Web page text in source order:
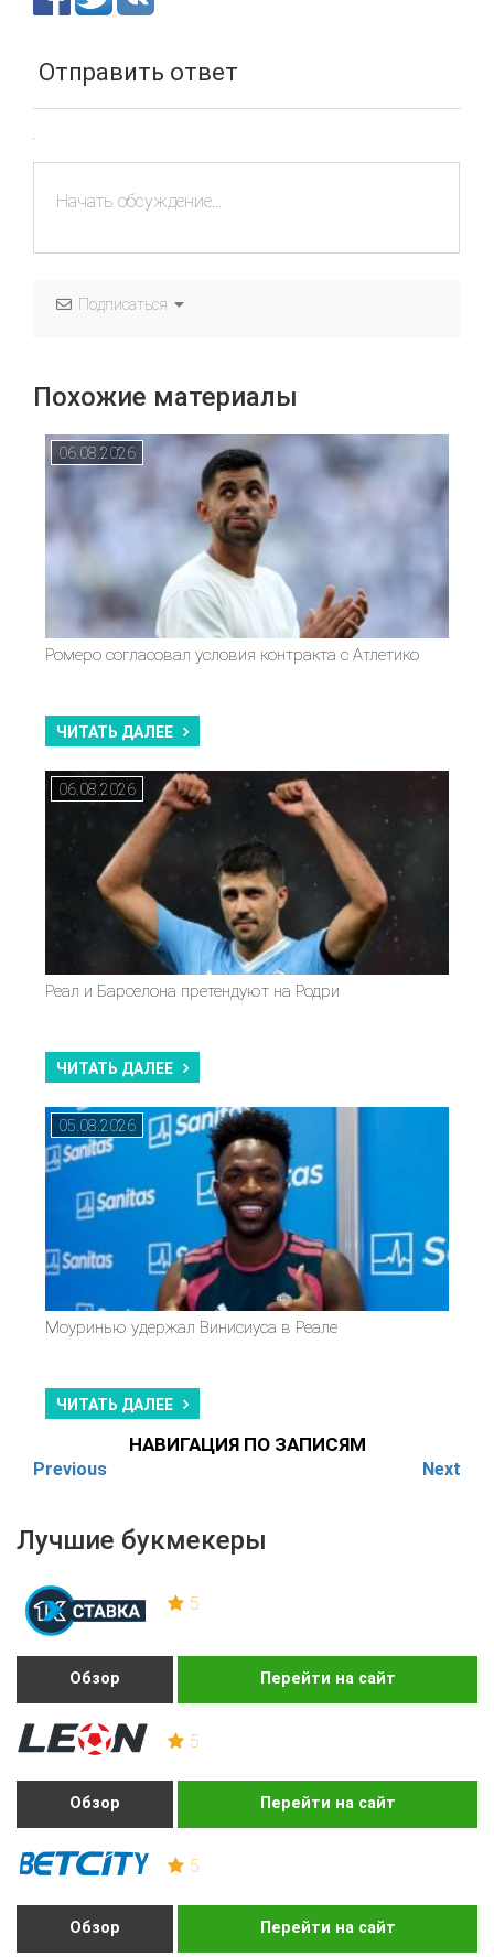
Лучшие букмекеры
5
Обзор Перейти на сайт
5
Обзор Перейти на сайт
5
Обзор Перейти на сайт
Отправить ответ
Подписаться
Похожие материалы
06.08.2026
Ромеро согласовал условия контракта с Атлетико
ЧИТАТЬ ДАЛЕЕ
06.08.2026
Реал и Барселона претендуют на Родри
ЧИТАТЬ ДАЛЕЕ
05.08.2026
Моуринью удержал Винисиуса в Реале
ЧИТАТЬ ДАЛЕЕ
НАВИГАЦИЯ ПО ЗАПИСЯМ
Previous Next